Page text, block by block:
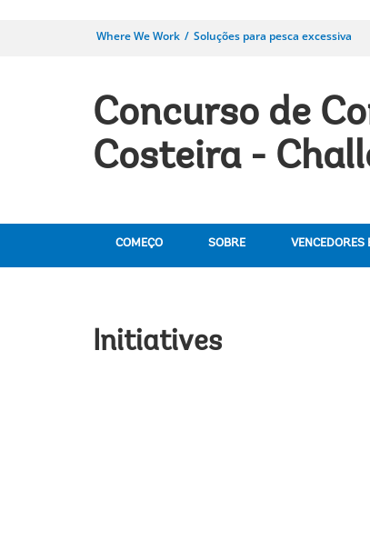
Where We Work Soluções para pesca excessiva
Concurso de
Costeira -
COMEÇO SOBRE VENCEDORES
Initiatives